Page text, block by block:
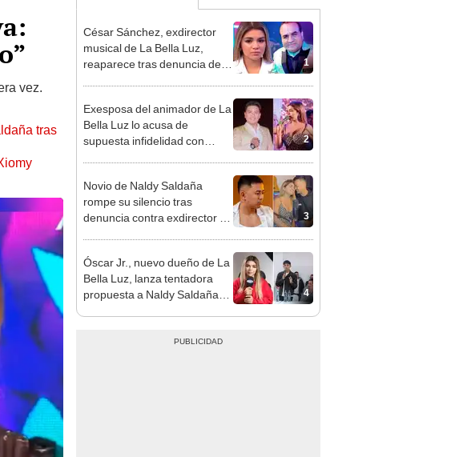
vez.
tras
1
César Sánchez, exdirector
musical de La Bella Luz,
reaparece tras denuncia de
presunción de inocencia"
2
Exesposa del animador de La
Bella Luz lo acusa de
supuesta infidelidad con
3
Novio de Naldy Saldaña
rompe su silencio tras
denuncia contra exdirector de
4
Óscar Jr., nuevo dueño de La
Bella Luz, lanza tentadora
propuesta a Naldy Saldaña